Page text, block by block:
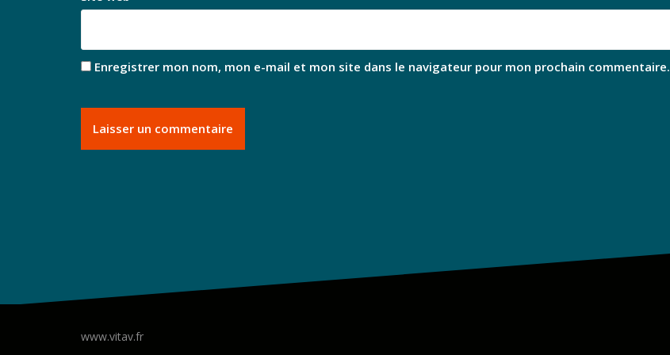
Enregistrer mon nom, mon e-mail et mon site dans le navigateur pour mon prochain commentaire.
www.vitav.fr